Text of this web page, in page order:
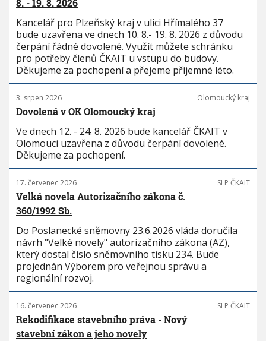
8. - 19. 8. 2026
Kancelář pro Plzeňský kraj v ulici Hřímalého 37
bude uzavřena ve dnech 10. 8.- 19. 8. 2026 z důvodu
čerpání řádné dovolené. Využít můžete schránku
pro potřeby členů ČKAIT u vstupu do budovy.
Děkujeme za pochopení a přejeme příjemné léto.
3. srpen 2026 Olomoucký kraj
Dovolená v OK Olomoucký kraj
Ve dnech 12. - 24. 8. 2026 bude kancelář ČKAIT v
Olomouci uzavřena z důvodu čerpání dovolené.
Děkujeme za pochopení.
17. červenec 2026 SLP ČKAIT
Velká novela Autorizačního zákona č.
360/1992 Sb.
Do Poslanecké sněmovny 23.6.2026 vláda doručila
návrh "Velké novely" autorizačního zákona (AZ),
který dostal číslo sněmovního tisku 234. Bude
projednán Výborem pro veřejnou správu a
regionální rozvoj.
16. červenec 2026 SLP ČKAIT
Rekodifikace stavebního práva - Nový
stavební zákon a jeho novely